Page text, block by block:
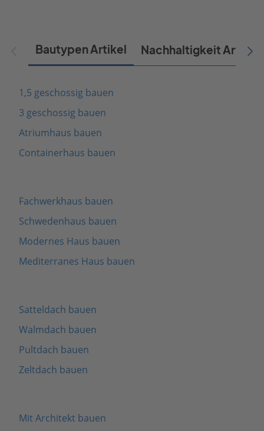
Bautypen Artikel Nachhaltigkeit Artikel
1,5 geschossig bauen
3 geschossig bauen
Atriumhaus bauen
Containerhaus bauen
Fachwerkhaus bauen
Schwedenhaus bauen
Modernes Haus bauen
Mediterranes Haus bauen
Satteldach bauen
Walmdach bauen
Pultdach bauen
Zeltdach bauen
Mit Architekt bauen